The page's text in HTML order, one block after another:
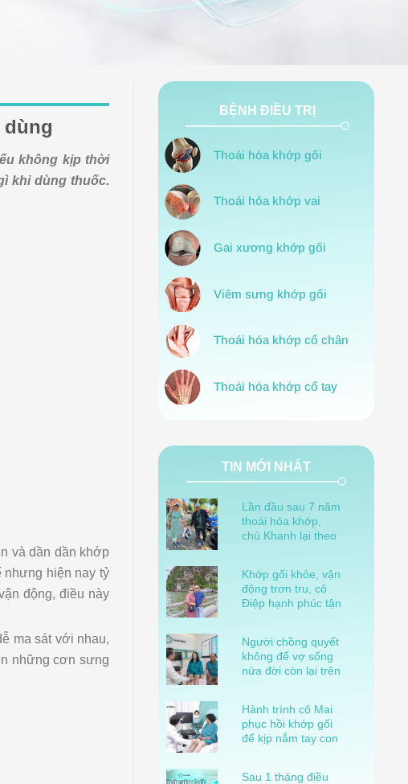
không kịp thời
khi dùng thuốc.
và dần dần khớp
hiện nay tỷ
động, điều này
ma sát với nhau,
những cơn sưng
BỆNH ĐIỀU TRỊ
Thoái hóa khớp gối
Thoái hóa khớp vai
Gai xương khớp gối
Viêm sưng khớp gối
Thoái hóa khớp cổ chân
Thoái hóa khớp cổ tay
TIN MỚI NHẤT
Lần đầu sau 7 năm
thoái hóa khớp,
chú Khanh lại theo
Khớp gối khỏe, vận
động trơn tru, cô
Điệp hạnh phúc tận
Người chồng quyết
không để vợ sống
nửa đời còn lại trên
Hành trình cô Mai
phục hồi khớp gối
để kịp nắm tay con
Sau 1 tháng điều